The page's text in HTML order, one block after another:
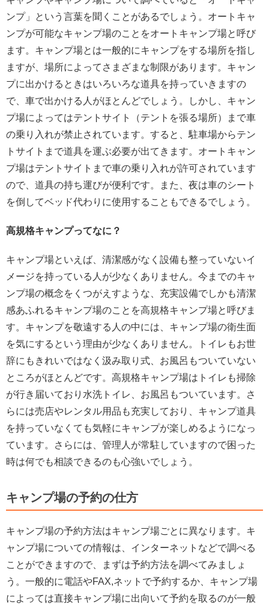
ンプ」という言葉を聞くことがあるでしょう。オートキャ
ンプが可能なキャンプ場のことをオートキャンプ場と呼び
ます。キャンプ場とは一般的にキャンプをする場所を指し
ますが、場所によってさまざまな制限があります。キャン
プに出かけるときはいろいろな道具を持っていきますの
で、車で出かける人がほとんどでしょう。しかし、キャン
プ場によってはテントサイト（テントを張る場所）まで車
の乗り入れが禁止されています。すると、駐車場からテン
トサイトまで道具を運ぶ必要が出てきます。オートキャン
プ場はテントサイトまで車の乗り入れが許可されています
ので、道具の持ち運びが便利です。また、夜は車のシート
を倒してベッド代わりに使用することもできるでしょう。
高規格キャンプってなに？
キャンプ場といえば、清潔感がなく設備も整っていないイ
メージを持っている人が少なくありません。今までのキャ
ンプ場の概念をくつがえすような、充実設備でしかも清潔
感あふれるキャンプ場のことを高規格キャンプ場と呼びま
す。キャンプを敬遠する人の中には、キャンプ場の衛生面
を気にするという理由が少なくありません。トイレもお世
辞にもきれいではなく汲み取り式、お風呂もついていない
ところがほとんどです。高規格キャンプ場はトイレも掃除
が行き届いており水洗トイレ、お風呂もついています。さ
らには売店やレンタル用品も充実しており、キャンプ道具
を持っていなくても気軽にキャンプが楽しめるようになっ
ています。さらには、管理人が常駐していますので困った
時は何でも相談できるのも心強いでしょう。
キャンプ場の予約の仕方
キャンプ場の予約方法はキャンプ場ごとに異なります。キ
ャンプ場についての情報は、インターネットなどで調べる
ことができますので、まずは予約方法を調べてみましょ
う。一般的に電話やFAX,ネットで予約するか、キャンプ場
によっては直接キャンプ場に出向いて予約を取るのが一般